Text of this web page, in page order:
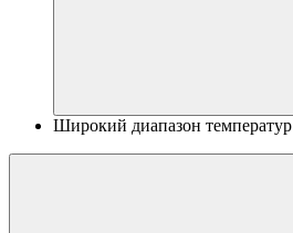
Широкий диапазон температур